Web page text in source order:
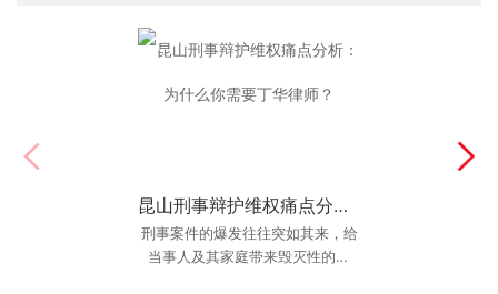
昆山刑事辩护维权痛点分析：为什么你需要丁华律师？
刑事案件的爆发往往突如其来，给
当事人及其家庭带来毁灭性的打
昆山最厉害的离婚律师：复杂财产分割与子女抚养权争取
检验一位律师是否是“昆山最厉害的
离婚律师”的终极考题。普通的离婚